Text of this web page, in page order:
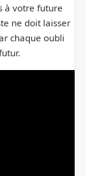
à votre future
ne doit laisser
chaque oubli